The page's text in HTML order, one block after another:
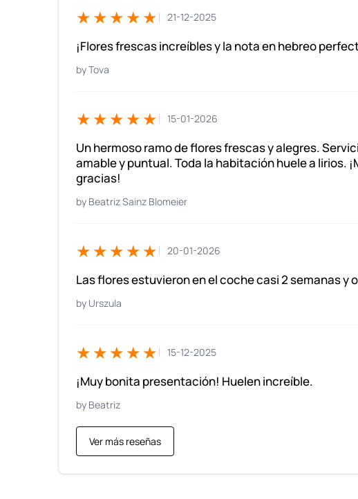
★★★★★ 21-12-2025
¡Flores frescas increíbles y la nota en hebreo
Tova
★★★★★ 15-01-2026
Un hermoso ramo de flores frescas y alegres.
amable y puntual. Toda la habitación huele a lirios.
gracias!
Beatriz Sainz Blomeier
★★★★★ 20-01-2026
Las flores estuvieron en el coche casi 2 semanas y
Urszula
★★★★★ 15-12-2025
¡Muy bonita presentación! Huelen increíble.
Beatriz
Ver más reseñas